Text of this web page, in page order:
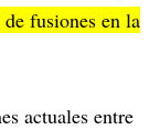
fusiones en la
actuales entre